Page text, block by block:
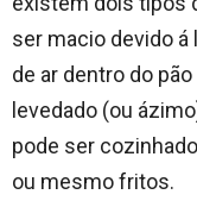
ser macio devido
de ar dentro do
levedado (ou
pode ser
ou mesmo fritos.